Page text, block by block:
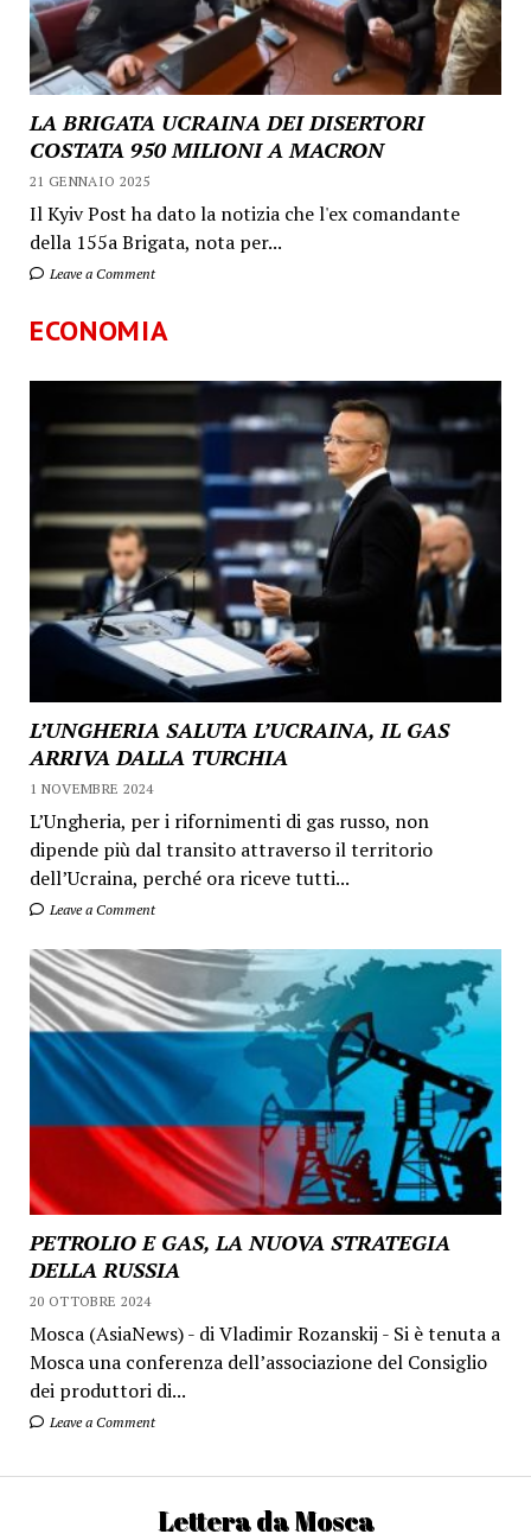
LA BRIGATA UCRAINA DEI DISERTORI
COSTATA 950 MILIONI A MACRON
21 GENNAIO 2025
Il Kyiv Post ha dato la notizia che l'ex comandante
della 155a Brigata, nota per...
Leave a Comment
ECONOMIA
L’UNGHERIA SALUTA L’UCRAINA, IL GAS
ARRIVA DALLA TURCHIA
1 NOVEMBRE 2024
L’Ungheria, per i rifornimenti di gas russo, non
dipende più dal transito attraverso il territorio
dell’Ucraina, perché ora riceve tutti...
Leave a Comment
PETROLIO E GAS, LA NUOVA STRATEGIA
DELLA RUSSIA
20 OTTOBRE 2024
Mosca (AsiaNews) - di Vladimir Rozanskij - Si è tenuta a
Mosca una conferenza dell’associazione del Consiglio
dei produttori di...
Leave a Comment
Lettera da Mosca